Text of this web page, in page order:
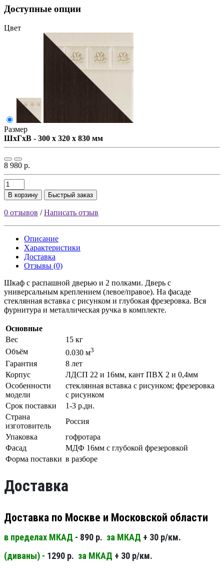
Доступные опции
Цвет
Размер
ШxГxВ - 300 x 320 x 830 мм
8 980 р.
В корзину Быстрый заказ
0 отзывов /Написать отзыв
Описание
Характеристики
Доставка
Отзывы (0)
Шкаф с распашной дверью и 2 полками. Дверь с
универсальным креплением (левое/правое). На фасаде
стеклянная вставка с рисунком и глубокая фрезеровка. Вся
фурнитура и металлическая ручка в комплекте.
Основные
Вес
15 кг
Объём
0.030 м3
Гарантия
8 лет
Корпус
ЛДСП 22 и 16мм, кант ПВХ 2 и 0,4мм
Особенности
модели
стеклянная вставка с рисунком; фрезеровка
с рисунком
Срок поставки
1-3 р.дн.
Страна
изготовитель
Россия
Упаковка
гофротара
Фасад
МДФ 16мм с глубокой фрезеровкой
Форма поставки в разборе
Доставка
Доставка по Москве и Московской области
в пределах МКАД - 890 р. за МКАД + 30 р/км.
(диваны) - 1290 р. за МКАД + 30 р/км.